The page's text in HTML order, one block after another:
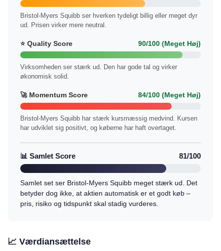
Bristol-Myers Squibb ser hverken tydeligt billig eller meget dyr
ud. Prisen virker mere neutral.
⭐ Quality Score 90/100 (Meget Høj)
Virksomheden ser stærk ud. Den har gode tal og virker
økonomisk solid.
🚀 Momentum Score 84/100 (Meget Høj)
Bristol-Myers Squibb har stærk kursmæssig medvind. Kursen
har udviklet sig positivt, og køberne har haft overtaget.
📊 Samlet Score 81/100
Samlet set ser Bristol-Myers Squibb meget stærk ud. Det
betyder dog ikke, at aktien automatisk er et godt køb –
pris, risiko og tidspunkt skal stadig vurderes.
📈 Værdiansættelse